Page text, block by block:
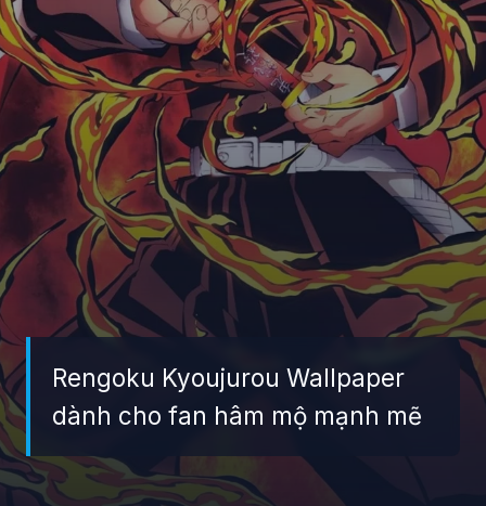
Rengoku Kyoujurou Wallpaper
dành cho fan hâm mộ mạnh mẽ